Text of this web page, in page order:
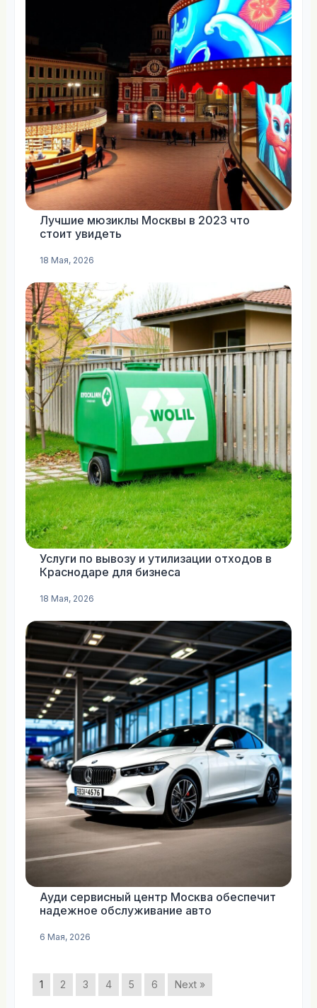
Лучшие мюзиклы Москвы в 2023 что
стоит увидеть
18 Мая, 2026
Услуги по вывозу и утилизации отходов в
Краснодаре для бизнеса
18 Мая, 2026
Ауди сервисный центр Москва обеспечит
надежное обслуживание авто
6 Мая, 2026
1 2 3 4 5 6 Next »